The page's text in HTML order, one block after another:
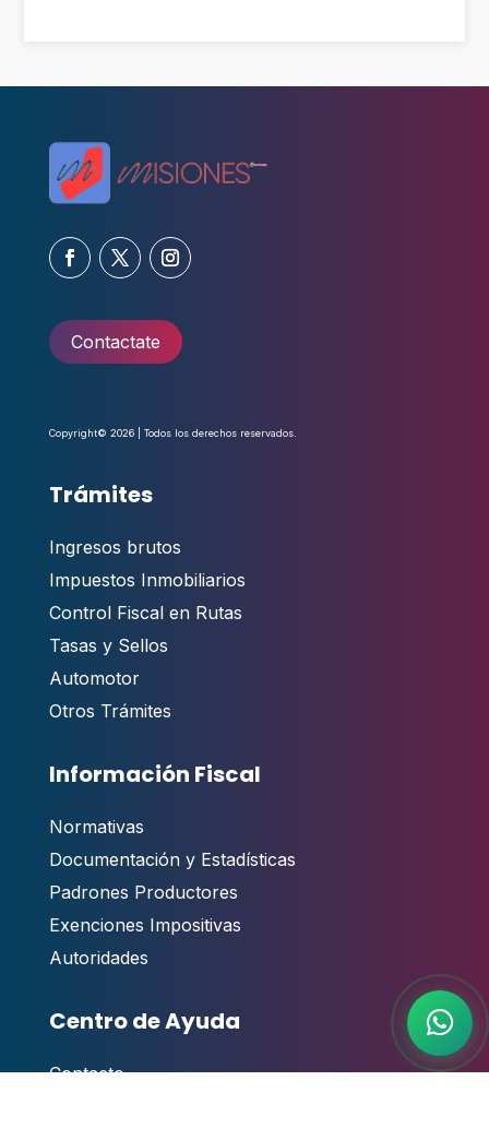
Contactate
Copyright© 2026 | Todos los derechos reservados.
Trámites
Ingresos brutos
Impuestos Inmobiliarios
Control Fiscal en Rutas
Tasas y Sellos
Automotor
Otros Trámites
Información Fiscal
Normativas
Documentación y Estadísticas
Padrones Productores
Exenciones Impositivas
Autoridades
Centro de Ayuda
Contacto,